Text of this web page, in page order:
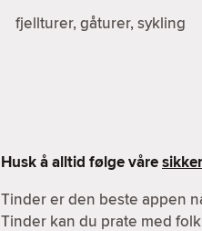
fjellturer, gåturer, sykling
Husk å alltid følge våre
Tinder er den beste appen
Tinder kan du prate med